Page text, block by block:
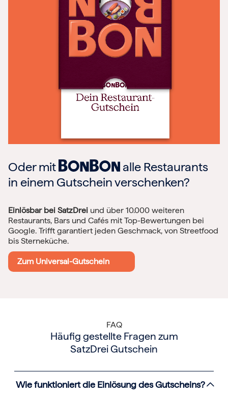
Oder mit
alle Restaurants
in einem Gutschein verschenken?
Einlösbar bei SatzDrei und über 10.000 weiteren
Restaurants, Bars und Cafés mit Top-Bewertungen bei
Google. Trifft garantiert jeden Geschmack, von Streetfood
bis Sterneküche.
Zum Universal-Gutschein
FAQ
Häufig gestellte Fragen zum
SatzDrei Gutschein
Wie funktioniert die Einlösung des Gutscheins?